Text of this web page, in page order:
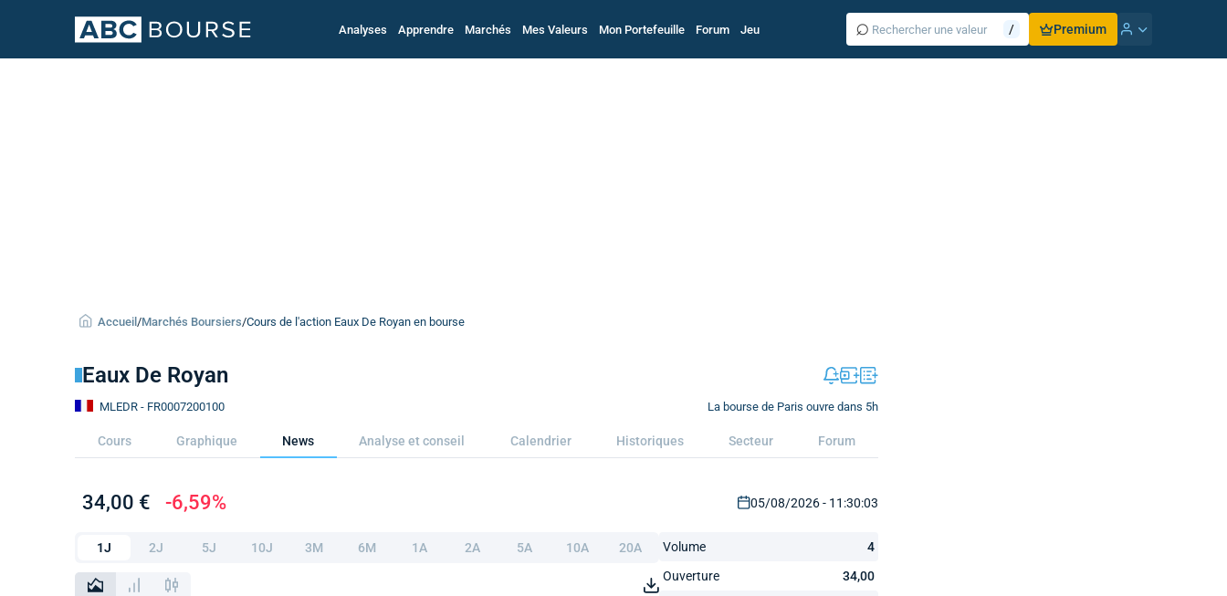
Analyses Apprendre Marchés Mes Valeurs Mon Portefeuille Forum Jeu ⌕ / Premium
Accueil /Marchés Boursiers/Cours de l'action Eaux De Royan en bourse
Eaux De Royan
La bourse de Paris ouvre dans 5h
MLEDR - FR0007200100
Cours Graphique News Analyse et conseil Calendrier Historiques Secteur Forum
34,00 € -6,59% 05/08/2026 - 11:30:03
1J 2J 5J 10J 3M 6M 1A 2A 5A 10A 20A Volume
4
Ouverture
34,00